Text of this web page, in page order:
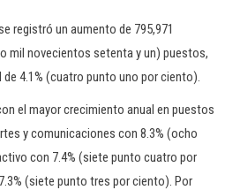
registró un aumento de 795,971
mil novecientos setenta y un) puestos,
de 4.1% (cuatro punto uno por ciento).
el mayor crecimiento anual en puestos
y comunicaciones con 8.3% (ocho
con 7.4% (siete punto cuatro por
(siete punto tres por ciento). Por